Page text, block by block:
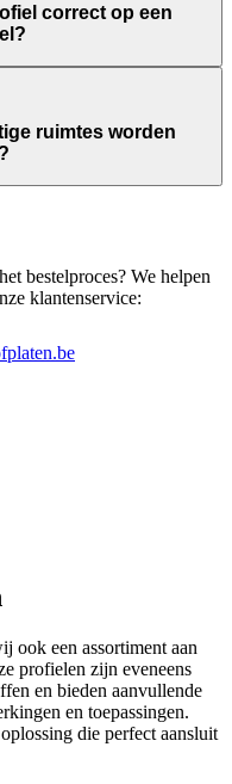
correct op een
ruimtes worden
bestelproces? We helpen
klantenservice:
ook een assortiment aan
profielen zijn eveneens
en bieden aanvullende
en toepassingen.
die perfect aansluit